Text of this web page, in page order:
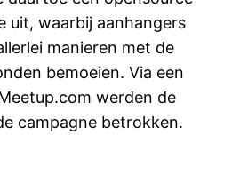
uit, waarbij aanhangers
manieren met de
bemoeien. Via een
werden de
campagne betrokken.